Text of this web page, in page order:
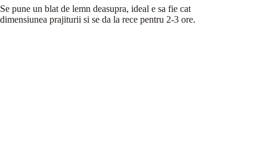
Se pune un blat de lemn deasupra, ideal e sa fie cat
dimensiunea prajiturii si se da la rece pentru 2-3 ore.